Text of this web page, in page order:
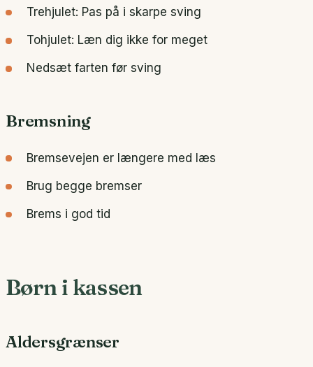
Trehjulet: Pas på i skarpe sving
Tohjulet: Læn dig ikke for meget
Nedsæt farten før sving
Bremsning
Bremsevejen er længere med læs
Brug begge bremser
Brems i god tid
Børn i kassen
Aldersgrænser